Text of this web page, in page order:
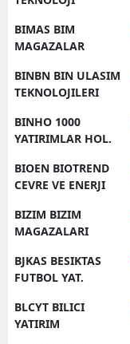
BIMAS BIM
MAGAZALAR
BINBN BIN ULASIM
TEKNOLOJILERI
BINHO 1000
YATIRIMLAR HOL.
BIOEN BIOTREND
CEVRE VE ENERJI
BIZIM BIZIM
MAGAZALARI
BJKAS BESIKTAS
FUTBOL YAT.
BLCYT BILICI
YATIRIM